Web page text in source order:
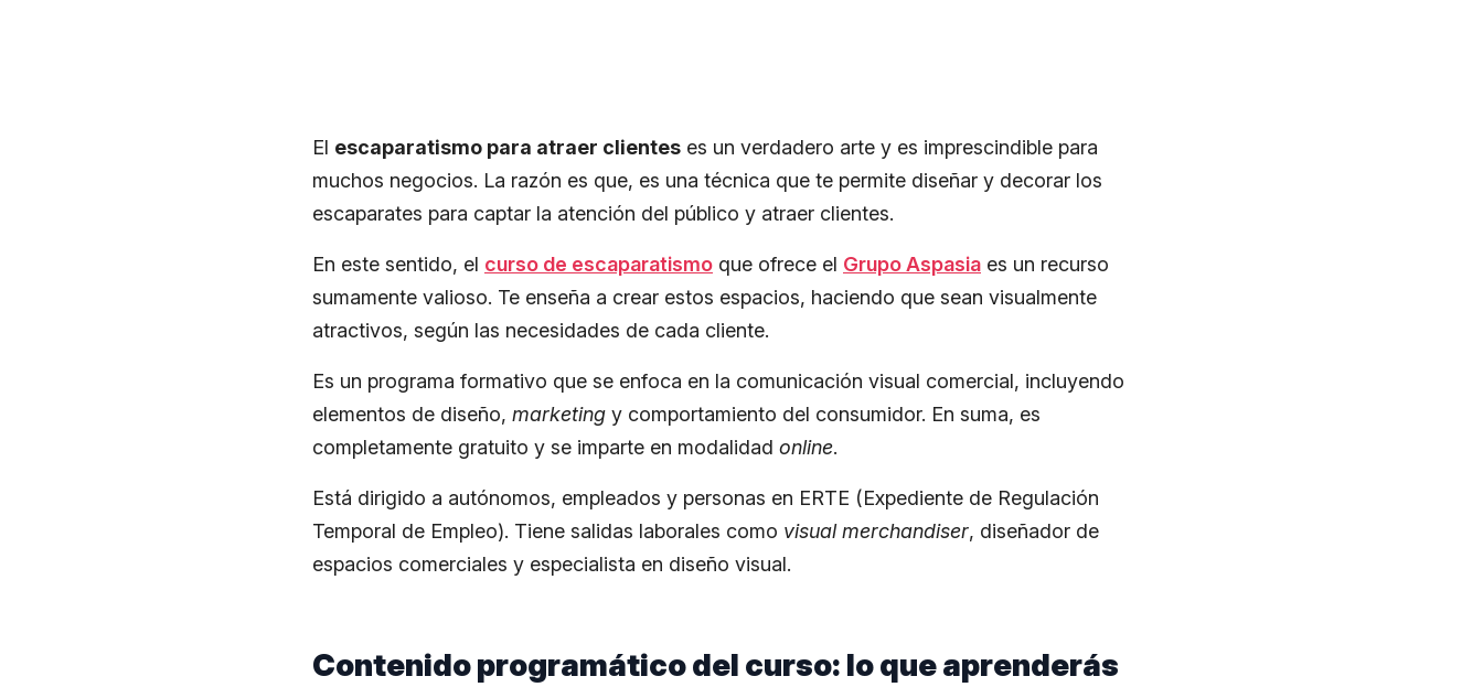
El escaparatismo para atraer clientes es un verdadero arte y es imprescindible para
muchos negocios. La razón es que, es una técnica que te permite diseñar y decorar los
escaparates para captar la atención del público y atraer clientes.
En este sentido, el curso de escaparatismo que ofrece el Grupo Aspasia es un recurso
sumamente valioso. Te enseña a crear estos espacios, haciendo que sean visualmente
atractivos, según las necesidades de cada cliente.
Es un programa formativo que se enfoca en la comunicación visual comercial, incluyendo
elementos de diseño, marketing y comportamiento del consumidor. En suma, es
completamente gratuito y se imparte en modalidad online.
Está dirigido a autónomos, empleados y personas en ERTE (Expediente de Regulación
Temporal de Empleo). Tiene salidas laborales como visual merchandiser, diseñador de
espacios comerciales y especialista en diseño visual.
Contenido programático del curso: lo que aprenderás